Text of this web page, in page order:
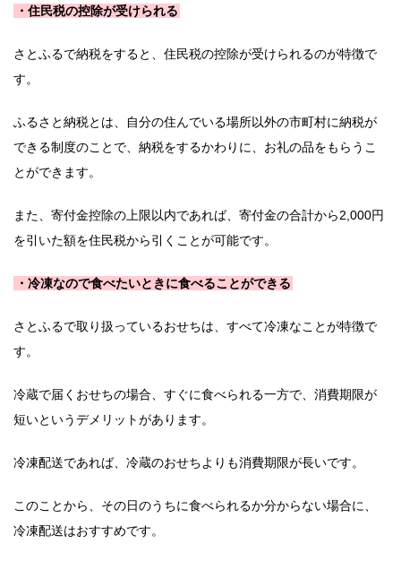
・住民税の控除が受けられる
さとふるで納税をすると、住民税の控除が受けられるのが特徴で
す。
ふるさと納税とは、自分の住んでいる場所以外の市町村に納税が
できる制度のことで、納税をするかわりに、お礼の品をもらうこ
とができます。
また、寄付金控除の上限以内であれば、寄付金の合計から2,000円
を引いた額を住民税から引くことが可能です。
・冷凍なので食べたいときに食べることができる
さとふるで取り扱っているおせちは、すべて冷凍なことが特徴で
す。
冷蔵で届くおせちの場合、すぐに食べられる一方で、消費期限が
短いというデメリットがあります。
冷凍配送であれば、冷蔵のおせちよりも消費期限が長いです。
このことから、その日のうちに食べられるか分からない場合に、
冷凍配送はおすすめです。